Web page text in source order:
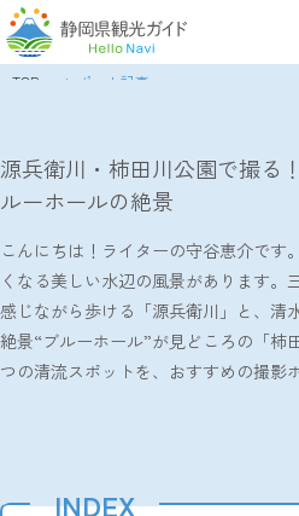
ク
ズ
リ
ト
TOP
レポート記事
源兵衛川・柿田川公園で撮る
ルーホールの絶景
こんにちは！ライターの守谷恵介です
くなる美しい水辺の風景があります。
感じながら歩ける「源兵衛川」と、清
絶景“ブルーホール”が見どころの「柿
つの清流スポットを、おすすめの撮影
INDEX